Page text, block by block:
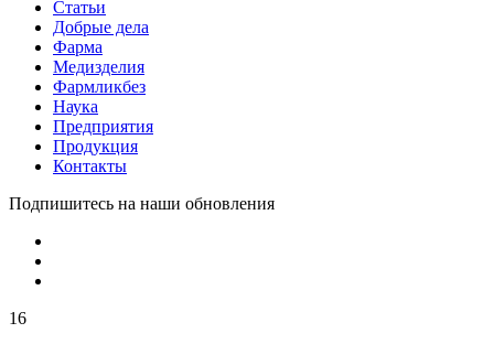
Статьи
Добрые дела
Фарма
Медизделия
Фармликбез
Наука
Предприятия
Продукция
Контакты
Подпишитесь на наши обновления
16